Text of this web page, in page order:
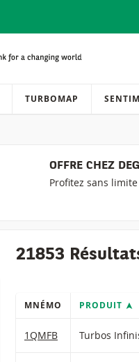
site
TURBOMAP
OFFRE CHEZ
Profitez sans
21853
MNÉMO PRODUIT
1QMFB Turbos